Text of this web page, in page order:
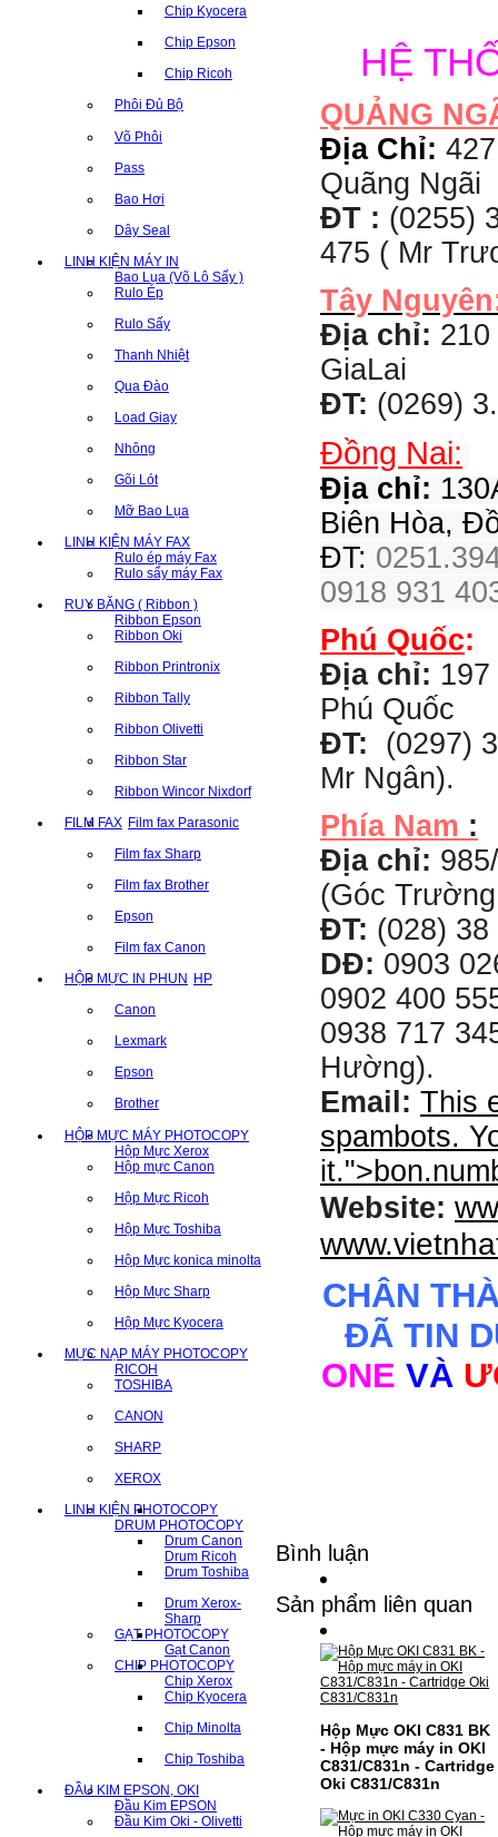
Chip Kyocera
Chip Epson
Chip Ricoh
Phôi Đủ Bộ
Võ Phôi
Pass
Bao Hơi
Dây Seal
LINH KIỆN MÁY IN
Bao Lụa (Võ Lô Sấy )
Rulo Ép
Rulo Sấy
Thanh Nhiệt
Qua Đào
Load Giay
Nhông
Gõi Lót
Mỡ Bao Lụa
LINH KIỆN MÁY FAX
Rulo ép máy Fax
Rulo sấy máy Fax
RUY BĂNG ( Ribbon )
Ribbon Epson
Ribbon Oki
Ribbon Printronix
Ribbon Tally
Ribbon Olivetti
Ribbon Star
Ribbon Wincor Nixdorf
FILM FAX Film fax Parasonic
Film fax Sharp
Film fax Brother
Epson
Film fax Canon
HỘP MỰC IN PHUN HP
Canon
Lexmark
Epson
Brother
HỘP MỰC MÁY PHOTOCOPY
Hộp Mực Xerox
Hộp mực Canon
Hộp Mực Ricoh
Hộp Mực Toshiba
Hộp Mực konica minolta
Hộp Mực Sharp
Hộp Mực Kyocera
MỰC NẠP MÁY PHOTOCOPY
RICOH
TOSHIBA
CANON
SHARP
XEROX
LINH KIỆN PHOTOCOPY
DRUM PHOTOCOPY
Drum Canon
Drum Ricoh
Drum Toshiba
Drum Xerox-
Sharp
GẠT PHOTOCOPY
Gạt Canon
CHIP PHOTOCOPY
Chip Xerox
Chip Kyocera
Chip Minolta
Chip Toshiba
ĐẦU KIM EPSON, OKI
Đầu Kim EPSON
Đầu Kim Oki - Olivetti
HỆ
QUẢNG
Địa Chỉ:
Quãng Ngãi
ĐT : (0255)
475 ( Mr
Tây
Địa chỉ:
GiaLai
ĐT: (0269)
Đồng Nai:
Địa chỉ:
Biên Hòa,
ĐT:
0918 931
Phú Quốc:
Địa chỉ:
Phú Quốc
ĐT:
(0297)
Mr Ngân).
Phía Nam :
Địa chỉ:
(Góc
ĐT: (028)
DĐ: 0903
0902 400
0938 717
Hường).
Email: This
spambots.
it.">
Website:
CHÂN
ĐÃ TIN
ONE VÀ
Bình luận
Sản phẩm liên quan
Hộp Mực OKI C831 BK
- Hộp mực máy in OKI
C831/C831n - Cartridge
Oki C831/C831n